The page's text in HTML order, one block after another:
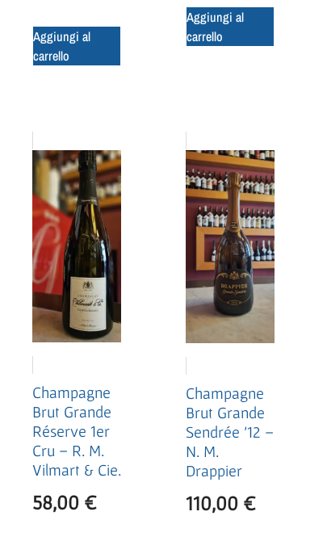
Aggiungi al
carrello
Aggiungi al
carrello
Champagne
Brut Grande
Réserve 1er
Cru – R. M.
Vilmart & Cie.
58,00 €
Champagne
Brut Grande
Sendrée ’12 –
N. M.
Drappier
110,00 €